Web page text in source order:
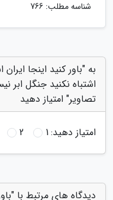
شناسه مطلب: 766
به "باور کنید اینجا
اشتباه نکنید جنگل ابر
تصاویر" امتیاز دهید
امتیاز دهید:1
2
دیدگاه های مرتبط با